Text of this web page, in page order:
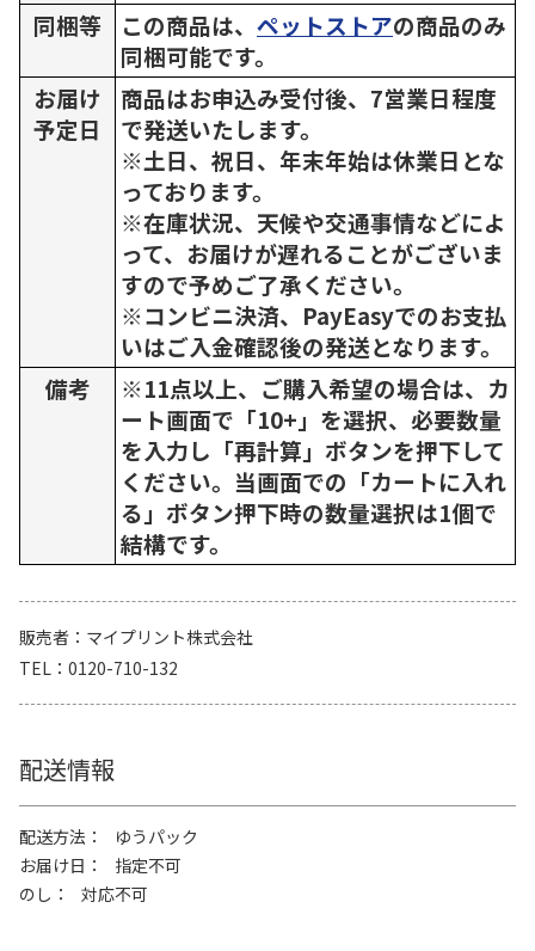
同梱等
この商品は、 ペットストアの商品のみ
同梱可能です。
お届け
予定日
商品はお申込み受付後、7営業日程度
で発送いたします。
※土日、祝日、年末年始は休業日とな
っております。
※在庫状況、天候や交通事情などによ
って、お届けが遅れることがございま
すので予めご了承ください。
※コンビニ決済、PayEasyでのお支払
いはご入金確認後の発送となります。
備考
※11点以上、ご購入希望の場合は、カ
ート画面で「10+」を選択、必要数量
を入力し「再計算」ボタンを押下して
ください。当画面での「カートに入れ
る」ボタン押下時の数量選択は1個で
結構です。
販売者
マイプリント株式会社
TEL
0120-710-132
配送情報
配送方法
ゆうパック
お届け日
指定不可
のし
対応不可